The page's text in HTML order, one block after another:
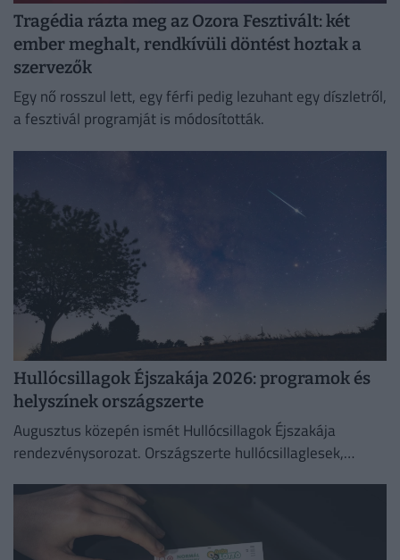
Tragédia rázta meg az Ozora Fesztivált: két
ember meghalt, rendkívüli döntést hoztak a
szervezők
Egy nő rosszul lett, egy férfi pedig lezuhant egy díszletről,
a fesztivál programját is módosították.
Hullócsillagok Éjszakája 2026: programok és
helyszínek országszerte
Augusztus közepén ismét Hullócsillagok Éjszakája
rendezvénysorozat. Országszerte hullócsillaglesek,
égbolt szerelmeseinek.